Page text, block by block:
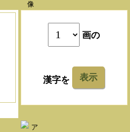
画の
漢字を 表示